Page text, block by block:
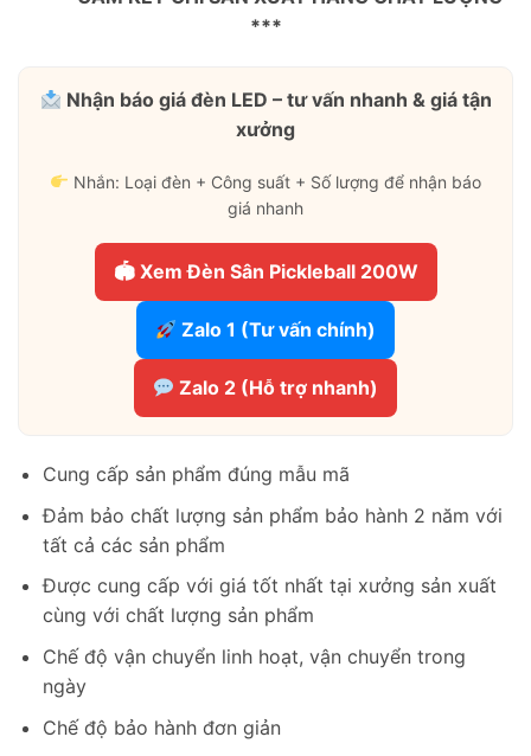
***
Nhận báo giá đèn LED – tư vấn nhanh & giá tận
xưởng
Nhắn: Loại đèn + Công suất + Số lượng để nhận báo
giá nhanh
🏟 Xem Đèn Sân Pickleball 200W
Zalo 1 (Tư vấn chính)
Zalo 2 (Hỗ trợ nhanh)
Cung cấp sản phẩm đúng mẫu mã
Đảm bảo chất lượng sản phẩm bảo hành 2 năm với
tất cả các sản phẩm
Được cung cấp với giá tốt nhất tại xưởng sản xuất
cùng với chất lượng sản phẩm
Chế độ vận chuyển linh hoạt, vận chuyển trong
ngày
Chế độ bảo hành đơn giản